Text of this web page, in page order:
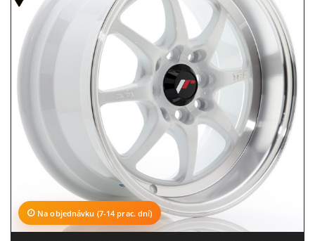
Na objednávku (7-14 prac. dní)